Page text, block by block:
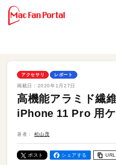
アクセサリ レポート
掲載日： 2020年1月27日
高機能アラミド繊
iPhone 11 Pro 用
著者： 松山茂
ポスト シェアする